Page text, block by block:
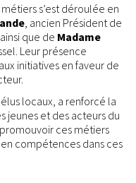
s’est déroulée en
, ancien Président de
que de Madame
Leur présence
initiatives en faveur de
locaux, a renforcé la
jeunes et des acteurs du
ces métiers
compétences dans ces